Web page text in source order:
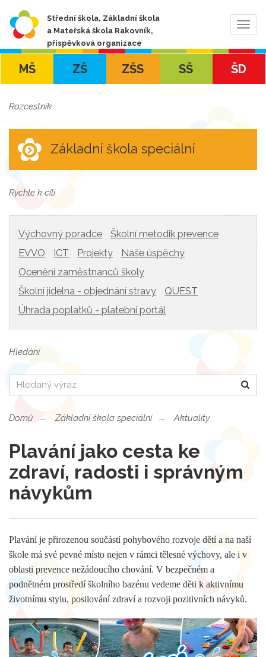
Střední škola, Základní škola
a Mateřská škola Rakovník,
příspěvková organizace
MŠ ZŠ ZŠS SŠ ŠD
Rozcestník
Základní škola speciální
Rychle k cíli
Výchovný poradce
Školní metodik prevence
EVVO
ICT Projekty
Naše úspěchy
Ocenění zaměstnanců školy
Školní jídelna - objednání stravy
QUEST
Úhrada poplatků - platební portál
Hledání
Hledat
Domů Základní škola speciální Aktuality
Plavání jako cesta ke
zdraví, radosti i správným
návykům
Plavání je přirozenou součástí pohybového rozvoje dětí a na naší
škole má své pevné místo nejen v rámci tělesné výchovy, ale i v
oblasti prevence nežádoucího chování. V bezpečném a
podnětném prostředí školního bazénu vedeme děti k aktivnímu
životnímu stylu, posilování zdraví a rozvoji pozitivních návyků.